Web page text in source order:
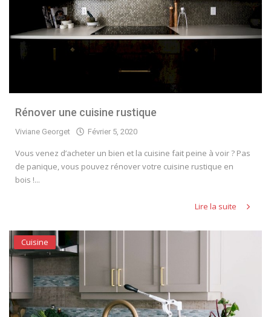
Rénover une cuisine rustique
Viviane Georget Février 5, 2020
Vous venez d’acheter un bien et la cuisine fait peine à voir ? Pas
de panique, vous pouvez rénover votre cuisine rustique en
bois !...
Lire la suite
Cuisine